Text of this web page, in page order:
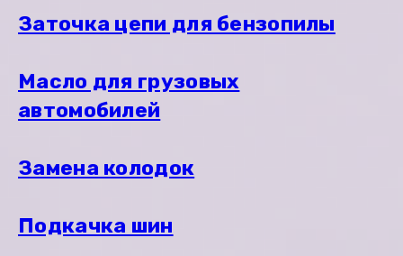
Заточка цепи для бензопилы
Масло для грузовых
автомобилей
Замена колодок
Подкачка шин